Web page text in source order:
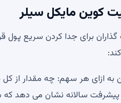
کوین مایکل سیلر
برای جدا کردن سریع
پیشرفت سالانه نشان می دهد